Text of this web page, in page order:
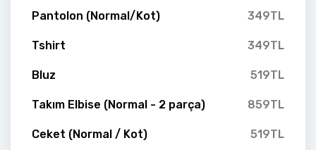
Pantolon (Normal/Kot) 349TL
Tshirt 349TL
Bluz 519TL
Takım Elbise (Normal - 2 parça) 859TL
Ceket (Normal / Kot) 519TL